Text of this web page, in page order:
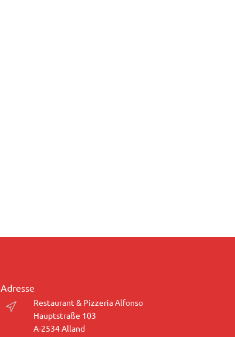
Adresse
Restaurant & Pizzeria Alfonso
Hauptstraße 103
A-2534 Alland